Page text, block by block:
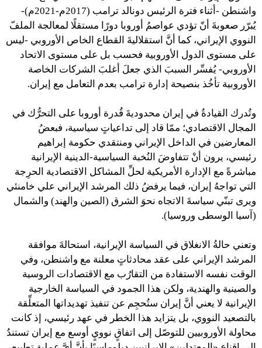
واشنطن -أثناء فترة الرئيس دونالد ترامب (2017م-2021م)-
يُبرّر صعوبةَ أنّ تؤدي عواصمُ أوروبا دورًا مستقلًا لمعالجة الملفّ
النووي الإيراني، كما أنَّ استقلاليةَ القطاع الخاص الأوروبي -ليس
على مستوى الدول الأوروبية فحسب بل على مستوى الاتحاد
الأوروبي- يُفسِّر السببَ الذي جعلَ أغلبَ الشركات الخاصة
الأوروبية تأخُذ بنصيحة إدارة ترامب بعدم التعامل مع إيران.
وتُدرك القيادةُ في إيران محدوديةَ قُدرة أوروبا على التحرُّك في
المجال الاقتصادي؛ ممّا قاد إلى تداعياتٍ سياسية، فبعضُ
المعارضين في الداخل الإيراني ومنتقدي حكومة إبراهيم
رئيسي، يرون أنْ تتفاوضَ النُخبة السياسية-الدينية الإيرانية
مباشرةً مع الإدارة الأمريكية لحلِّ المشاكل الاقتصادية الحرِجة
التي تواجهُ إيران، فيما يرفضُ ذلك المرشد الإيراني علي خامنئي
ويرى تبنّي سياسةَ الاتجاه نحوَ الشرق (الصين والهند) والشمال
(آسيا الوسطى وروسيا).
وتعني حالةُ الانغلاق في السياسة الإيرانية، استحالةَ موافقة
المرشد الإيراني على عقد محادثاتٍ معلنة مع واشنطن، وفي
الوقت نفسه الاستفادة من التقارُب مع الاقتصادات الروسية
والصينية والهندية، ولكن هذا الجمود في السياسة الخارجية
الإيرانية لا يعني أنَّ إيران ستُحجِم عن تنفيذ تهديداتها المتعلِّقة
بالتصعيد النووي، بل يتزايد هذا الخطر في عهد رئيسي، إذ كانت
محاولة الأوروبيين للتوصّل إلى اتفاقٍ نوويٍ أوسع مع إيران تستندُ